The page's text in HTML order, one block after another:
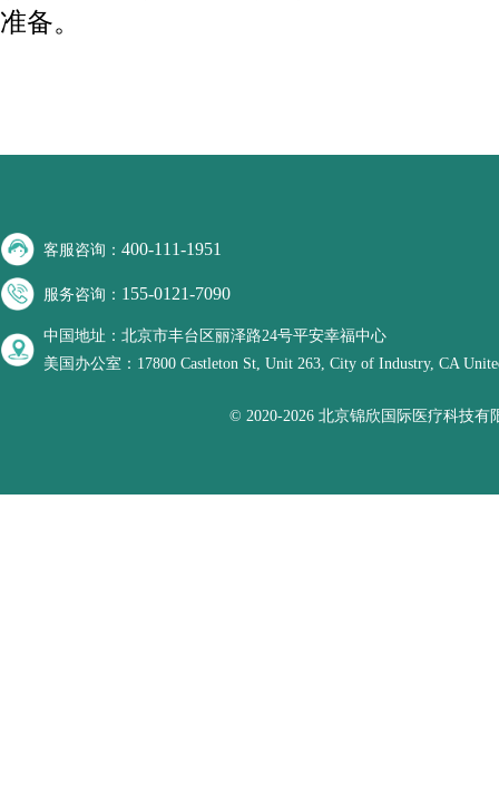
准备。
客服咨询：400-111-1951
服务咨询： 155-0121-7090
中国地址：北京市丰台区丽泽路24号平安幸福中心
美国办公室：17800 Castleton St, Unit 263, City of Industry, CA
© 2020-2026 北京锦欣国际医疗科